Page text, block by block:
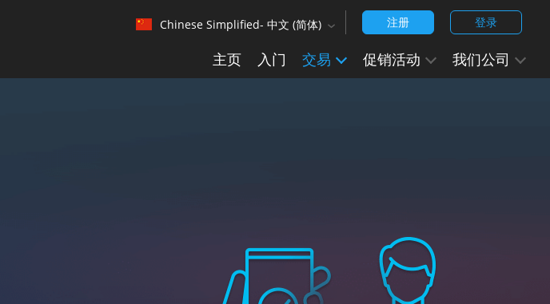
Chinese Simplified- 中文 (简体)‹
English (Arabic)
Japanese - 日本語
注册 登录
主页 入门 交易 促销活动 我们公司